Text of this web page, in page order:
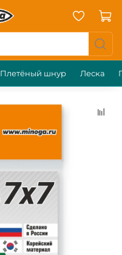
Плетёный шнур Леска